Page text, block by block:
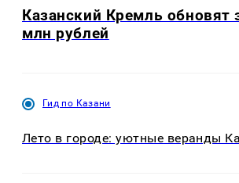
Казанский Кремль обновят
млн рублей
Гид по Казани
Лето в городе: уютные веранды